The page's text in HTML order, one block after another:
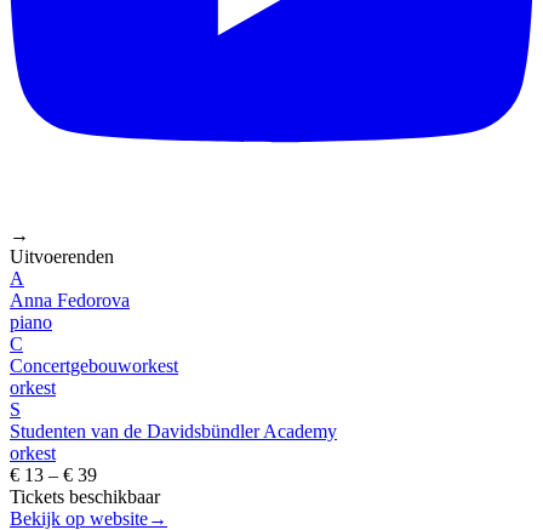
→
Uitvoerenden
A
Anna Fedorova
piano
C
Concertgebouworkest
orkest
S
Studenten van de Davidsbündler Academy
orkest
€ 13 – € 39
Tickets beschikbaar
Bekijk op website→